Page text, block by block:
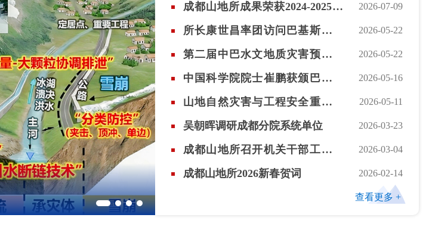
成都山地所成果荣获2024-2025年
度西藏自治区科学技术奖一等奖
2026-07-09
所长康世昌率团访问巴基斯坦推
进科技合作交流
2026-05-22
第二届中巴水文地质灾害预警研
讨会在伊斯兰堡举行
2026-05-22
中国科学院院士崔鹏获颁巴基斯
坦政府“卓越之星”勋章
2026-05-16
山地自然灾害与工程安全重点实
验室（中国科学院）第一届学术
2026-05-11
吴朝晖调研成都分院系统单位 2026-03-23
成都山地所召开机关干部工作会
议
2026-03-04
成都山地所2026新春贺词 2026-02-14
查看更多 +
01-01
2026
研究所声明
07-31